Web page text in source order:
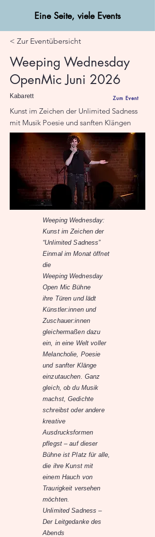
Eine Seite, viele Events
< Zur Eventübersicht
Weeping Wednesday
OpenMic Juni 2026
Kabarett Zum Event
Kunst im Zeichen der Unlimited Sadness
mit Musik Poesie und sanften Klängen
Weeping Wednesday:
Kunst im Zeichen der
“Unlimited Sadness”
Einmal im Monat öffnet
die
Weeping Wednesday
Open Mic Bühne
ihre Türen und lädt
Künstler:innen und
Zuschauer:innen
gleichermaßen dazu
ein, in eine Welt voller
Melancholie, Poesie
und sanfter Klänge
einzutauchen. Ganz
gleich, ob du Musik
machst, Gedichte
schreibst oder andere
kreative
Ausdrucksformen
pflegst – auf dieser
Bühne ist Platz für alle,
die ihre Kunst mit
einem Hauch von
Traurigkeit versehen
möchten.
Unlimited Sadness –
Der Leitgedanke des
Abends